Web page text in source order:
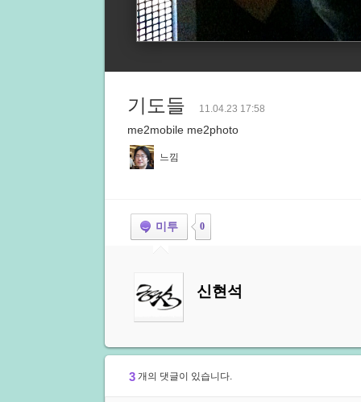
기도들 11.04.23 17:58
me2mobile me2photo
느낌
미투 0
신현석
3 개의 댓글이 있습니다.